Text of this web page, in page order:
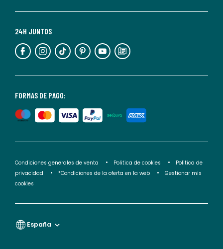
Para
información,
puedes
nuestra
de
privacidad</2>.
FORMAS DE PAGO:
24H JUNTOS
Condiciones generales de venta Politica de cookies
Politica de
privacidad
*Condiciones de la oferta en la web
Gestionar mis
cookies
España